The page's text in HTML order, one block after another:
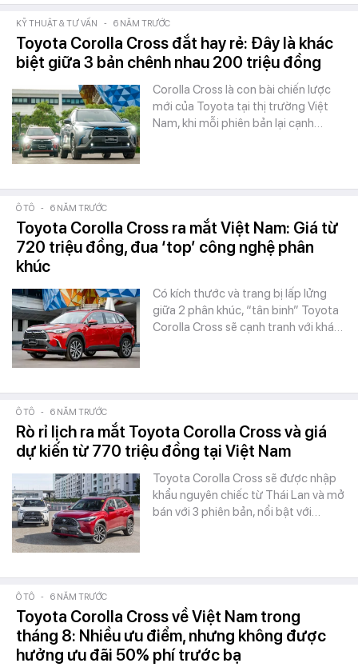
KỸ THUẬT & TƯ VẤN - 6 NĂM TRƯỚC
Toyota Corolla Cross đắt hay rẻ: Đây là khác
biệt giữa 3 bản chênh nhau 200 triệu đồng
Corolla Cross là con bài chiến lược
mới của Toyota tại thị trường Việt
Nam, khi mỗi phiên bản lại cạnh…
Ô TÔ - 6 NĂM TRƯỚC
Toyota Corolla Cross ra mắt Việt Nam: Giá từ
720 triệu đồng, đua ‘top’ công nghệ phân
khúc
Có kích thước và trang bị lấp lửng
giữa 2 phân khúc, “tân binh” Toyota
Corolla Cross sẽ cạnh tranh với khá…
Ô TÔ - 6 NĂM TRƯỚC
Rò rỉ lịch ra mắt Toyota Corolla Cross và giá
dự kiến từ 770 triệu đồng tại Việt Nam
Toyota Corolla Cross sẽ được nhập
khẩu nguyên chiếc từ Thái Lan và mở
bán với 3 phiên bản, nổi bật với…
Ô TÔ - 6 NĂM TRƯỚC
Toyota Corolla Cross về Việt Nam trong
tháng 8: Nhiều ưu điểm, nhưng không được
hưởng ưu đãi 50% phí trước bạ